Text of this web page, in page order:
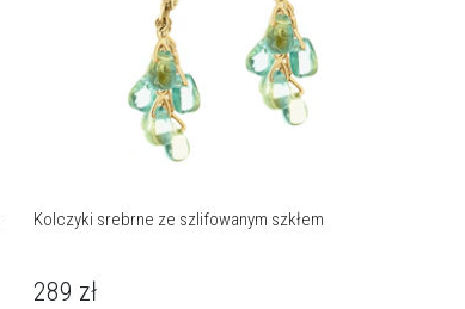
Kolczyki srebrne ze szlifowanym szkłem
289 zł